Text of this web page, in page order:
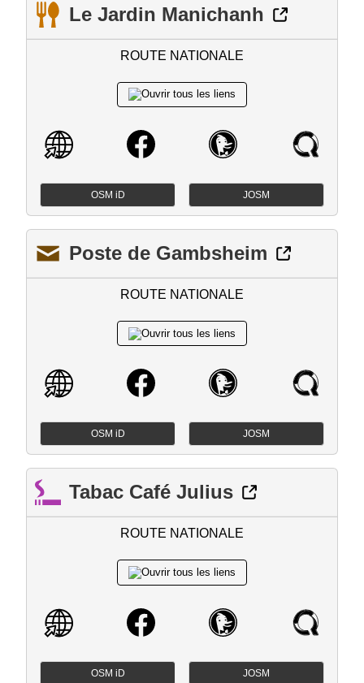
Le Jardin Manichanh
ROUTE NATIONALE
OSM iD JOSM
Poste de Gambsheim
ROUTE NATIONALE
OSM iD JOSM
Tabac Café Julius
ROUTE NATIONALE
OSM iD JOSM